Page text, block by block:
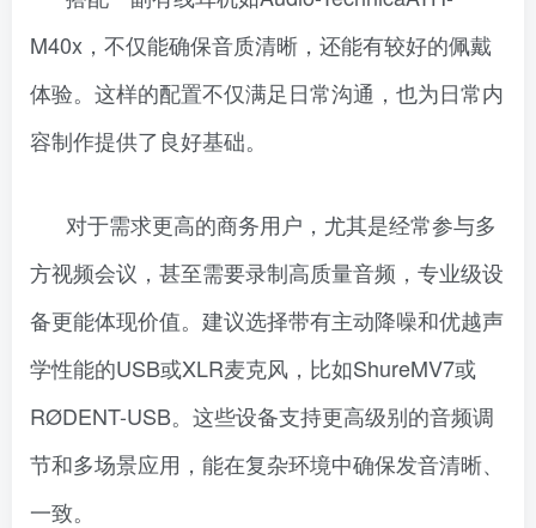
M40x，不仅能确保音质清晰，还能有较好的佩戴
体验。这样的配置不仅满足日常沟通，也为日常内
容制作提供了良好基础。
对于需求更高的商务用户，尤其是经常参与多
方视频会议，甚至需要录制高质量音频，专业级设
备更能体现价值。建议选择带有主动降噪和优越声
学性能的USB或XLR麦克风，比如ShureMV7或
RØDENT-USB。这些设备支持更高级别的音频调
节和多场景应用，能在复杂环境中确保发音清晰、
一致。